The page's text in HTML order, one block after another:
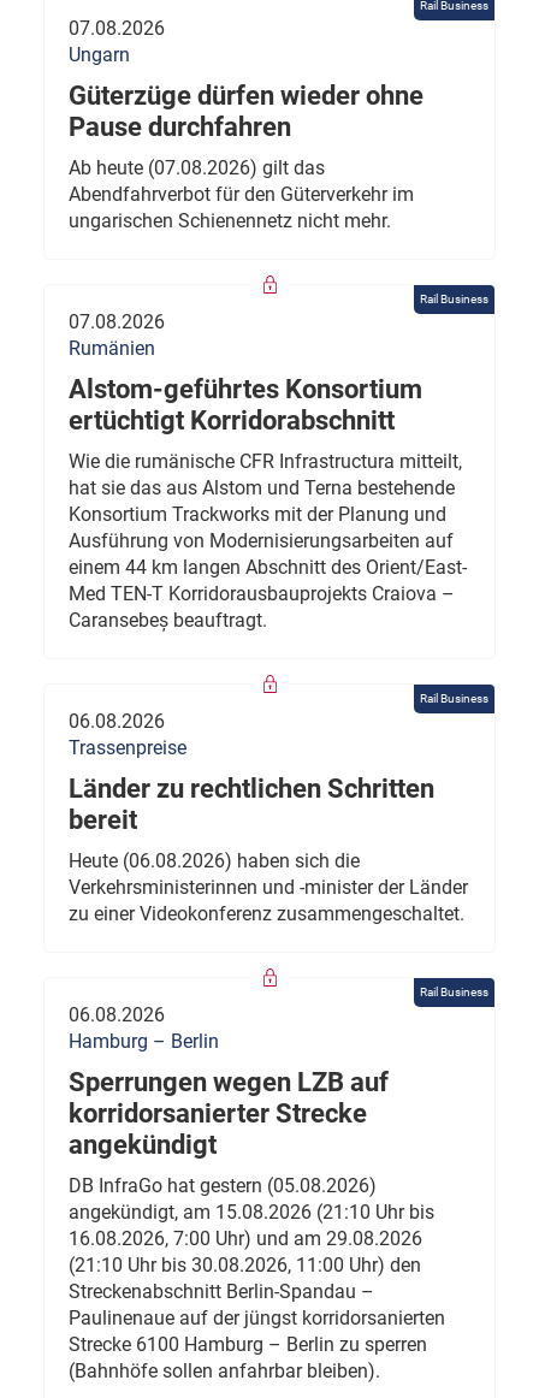
Rail Business
07.08.2026
Ungarn
Güterzüge dürfen wieder ohne
Pause durchfahren
Ab heute (07.08.2026) gilt das
Abendfahrverbot für den Güterverkehr im
ungarischen Schienennetz nicht mehr.
Rail Business
07.08.2026
Rumänien
Alstom-geführtes Konsortium
ertüchtigt Korridorabschnitt
Wie die rumänische CFR Infrastructura mitteilt,
hat sie das aus Alstom und Terna bestehende
Konsortium Trackworks mit der Planung und
Ausführung von Modernisierungsarbeiten auf
einem 44 km langen Abschnitt des Orient/East-
Med TEN-T Korridorausbauprojekts Craiova –
Caransebeș beauftragt.
Rail Business
06.08.2026
Trassenpreise
Länder zu rechtlichen Schritten
bereit
Heute (06.08.2026) haben sich die
Verkehrsministerinnen und -minister der Länder
zu einer Videokonferenz zusammengeschaltet.
Rail Business
06.08.2026
Hamburg – Berlin
Sperrungen wegen LZB auf
korridorsanierter Strecke
angekündigt
DB InfraGo hat gestern (05.08.2026)
angekündigt, am 15.08.2026 (21:10 Uhr bis
16.08.2026, 7:00 Uhr) und am 29.08.2026
(21:10 Uhr bis 30.08.2026, 11:00 Uhr) den
Streckenabschnitt Berlin-Spandau –
Paulinenaue auf der jüngst korridorsanierten
Strecke 6100 Hamburg – Berlin zu sperren
(Bahnhöfe sollen anfahrbar bleiben).